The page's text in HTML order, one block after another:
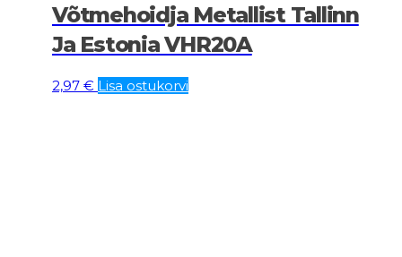
Võtmehoidja Metallist Tallinn
Ja Estonia VHR20A
2,97 € Lisa ostukorvi